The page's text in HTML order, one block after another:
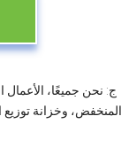
ج: نحن جميعًا، الأعمال
المنخفض، وخزانة توزيع